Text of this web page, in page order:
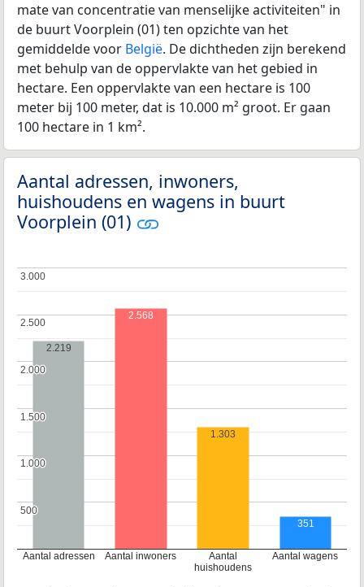
mate van concentratie van menselijke activiteiten" in
de buurt Voorplein (01) ten opzichte van het
gemiddelde voor België. De dichtheden zijn berekend
met behulp van de oppervlakte van het gebied in
hectare. Een oppervlakte van een hectare is 100
meter bij 100 meter, dat is 10.000 m² groot. Er gaan
100 hectare in 1 km².
Aantal adressen, inwoners,
huishoudens en wagens in buurt
Voorplein (01)
Aantal adressen Aantal inwoners
Aantal
huishoudens
Aantal wagens
500
500
1.000
1.000
1.500
1.500
2.000
2.000
2.500
2.500
3.000
3.000
2.219
2.568
1.303
351